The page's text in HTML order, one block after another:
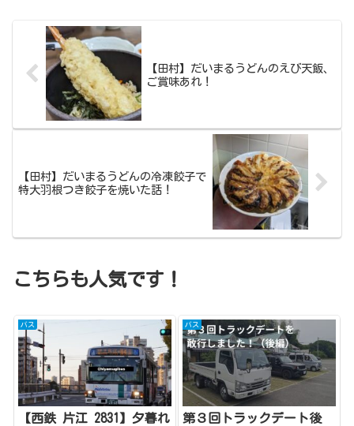
【田村】だいまるうどんのえび天飯、
ご賞味あれ！
【田村】だいまるうどんの冷凍餃子で
特大羽根つき餃子を焼いた話！
こちらも人気です！
バス
【西鉄 片江 2831】夕暮れ
バス
第３回トラックデート後